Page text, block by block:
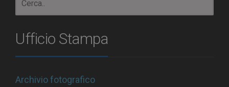
Ufficio Stampa
Archivio fotografico